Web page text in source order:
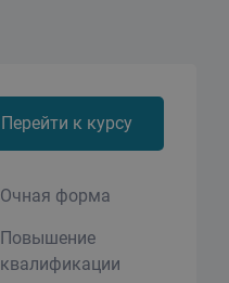
Перейти к курсу
Очная форма
Повышение
квалификации